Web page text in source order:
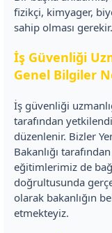
fizikçi, kimyager,
sahip olması gerekir.
İş Güvenliği
Genel Bilgiler
İş güvenliği
tarafından
düzenlenir. Bizler
Bakanlığı
eğitimlerimiz de
doğrultusunda
olarak bakanlığın
etmekteyiz.